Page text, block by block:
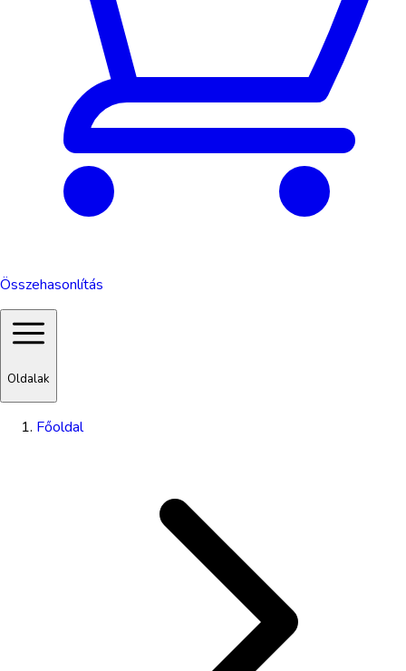
Összehasonlítás
Oldalak
Főoldal